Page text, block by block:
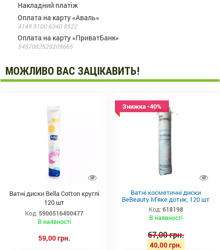
Накладний платіж
Оплата на карту «Аваль»
4149 5100 6340 8522
Оплата на карту «ПриватБанк»
5457082529209665
МОЖЛИВО ВАС ЗАЦІКАВИТЬ!
Ватні диски Bella Cotton круглі
120 шт
Код: 5900516400477
В наявності
59,00 грн.
Знижка -40%
Ватні косметичні диски
BeBeauty М'яке дотик, 120 шт
Код: 618198
В наявності
67,00 грн.
40,00 грн.